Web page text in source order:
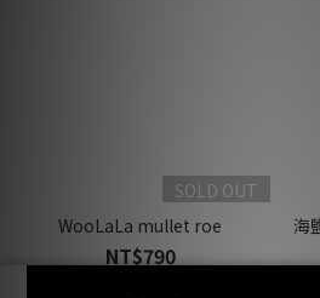
SOLD OUT
WooLaLa mullet roe
NT$790
海